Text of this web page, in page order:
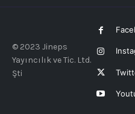
© 2023 Jineps
Yayıncılık ve Tic. Ltd.
Şti